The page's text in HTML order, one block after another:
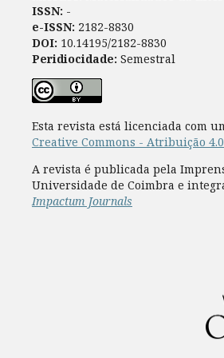
ISSN: -
e-ISSN: 2182-8830
DOI: 10.14195/2182-8830
Peridiocidade: Semestral
Esta revista está licenciada com
Creative Commons - Atribuição
A revista é publicada pela
Universidade de Coimbra e
Impactum Journals